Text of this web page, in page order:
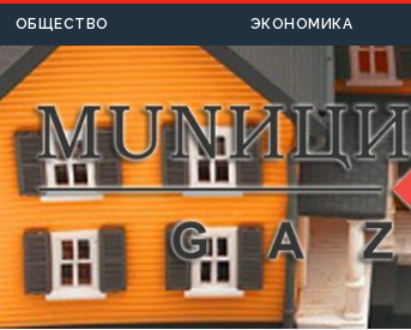
ОБЩЕСТВО ЭКОНОМИКА